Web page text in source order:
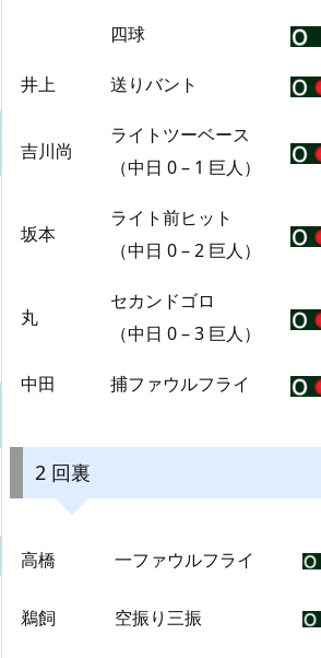
四球
井上 送りバント
吉川尚
ライトツーベース
（中日 0 – 1 巨人）
坂本
ライト前ヒット
（中日 0 – 2 巨人）
丸
セカンドゴロ
（中日 0 – 3 巨人）
中田 捕ファウルフライ
2 回裏
高橋 一ファウルフライ
鵜飼 空振り三振